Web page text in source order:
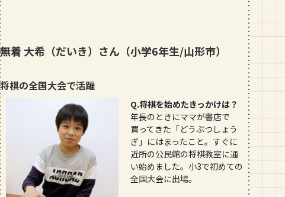
無着 大希（だいき）さん（小学6年生/山形市）
将棋の全国大会で活躍
Q.将棋を始めたきっかけは？
年長のときにママが書店で
買ってきた「どうぶつしょう
ぎ」にはまったこと。すぐに
近所の公民館の将棋教室に通
い始めました。小3で初めての
全国大会に出場。